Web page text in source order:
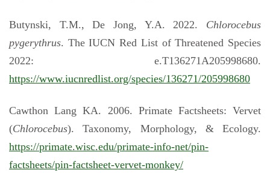
Butynski, T.M., De Jong, Y.A. 2022. Chlorocebus
pygerythrus. The IUCN Red List of Threatened Species
2022: e.T136271A205998680.
https://www.iucnredlist.org/species/136271/205998680
Cawthon Lang KA. 2006. Primate Factsheets: Vervet
(Chlorocebus). Taxonomy, Morphology, & Ecology.
https://primate.wisc.edu/primate-info-net/pin-
factsheets/pin-factsheet-vervet-monkey/